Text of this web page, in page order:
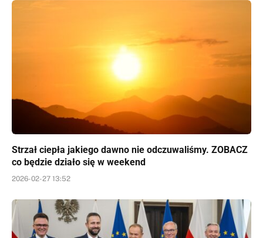
Strzał ciepła jakiego dawno nie odczuwaliśmy. ZOBACZ
co będzie działo się w weekend
2026-02-27 13:52